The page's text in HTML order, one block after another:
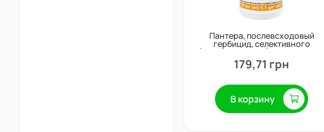
Пантера, послевсходовый
гербицид, селективного
(избирательного) действия, 100
мл
179,71 грн
В корзину